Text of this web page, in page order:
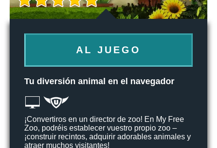
AL JUEGO
Tu diversión animal en el navegador
¡Convertiros en un director de zoo! En My Free
Zoo, podréis establecer vuestro propio zoo –
¡construir recintos, adquirir adorables animales y
atraer muchos visitantes!